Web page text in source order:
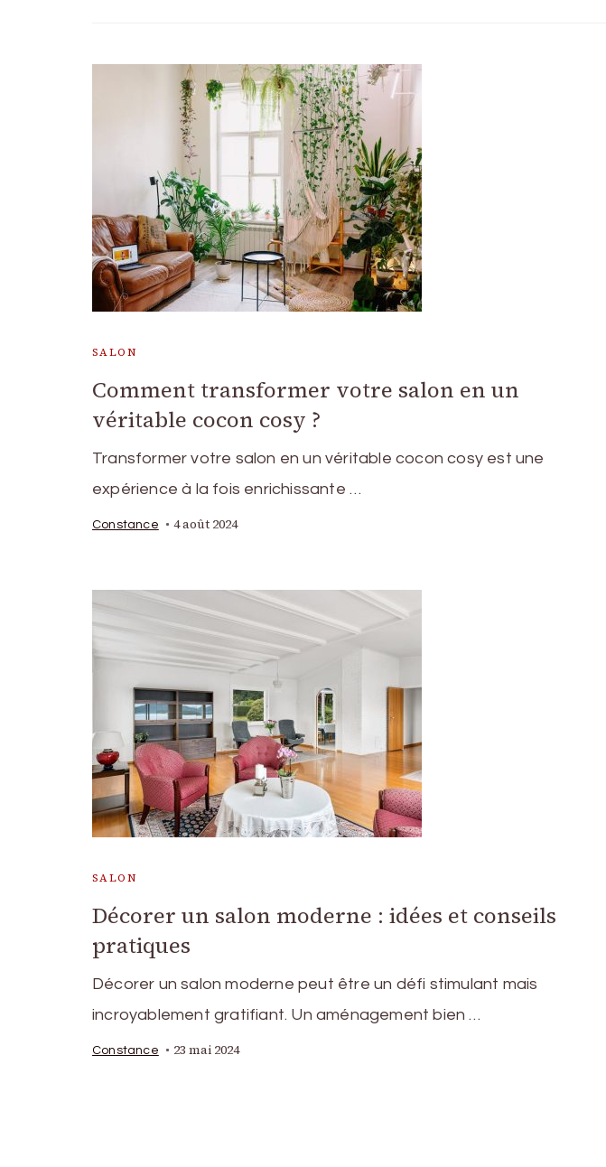
SALON
Comment transformer votre salon en un
véritable cocon cosy ?
Transformer votre salon en un véritable cocon cosy est une
expérience à la fois enrichissante …
Constance 4 août 2024
SALON
Décorer un salon moderne : idées et conseils
pratiques
Décorer un salon moderne peut être un défi stimulant mais
incroyablement gratifiant. Un aménagement bien …
Constance 23 mai 2024